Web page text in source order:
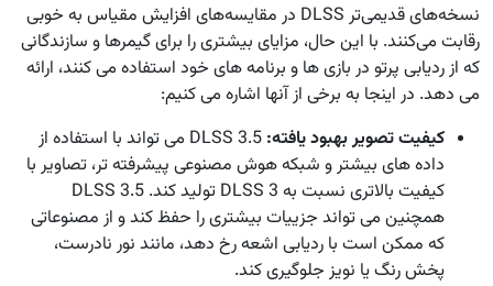
نسخه‌های قدیمی‌تر DLSS در مقایسه‌های افزایش مقیاس به خوبی
رقابت می‌کنند. با این حال، مزایای بیشتری را برای گیمرها و سازندگانی
که از ردیابی پرتو در بازی ها و برنامه های خود استفاده می کنند، ارائه
می دهد. در اینجا به برخی از آنها اشاره می کنیم:
کیفیت تصویر بهبود یافته:
DLSS 3.5 می تواند با استفاده از
داده های بیشتر و شبکه هوش مصنوعی پیشرفته تر، تصاویر با
کیفیت بالاتری نسبت به DLSS 3 تولید کند. DLSS 3.5
همچنین می تواند جزییات بیشتری را حفظ کند و از مصنوعاتی
که ممکن است با ردیابی اشعه رخ دهد، مانند نور نادرست،
پخش رنگ یا نویز جلوگیری کند.